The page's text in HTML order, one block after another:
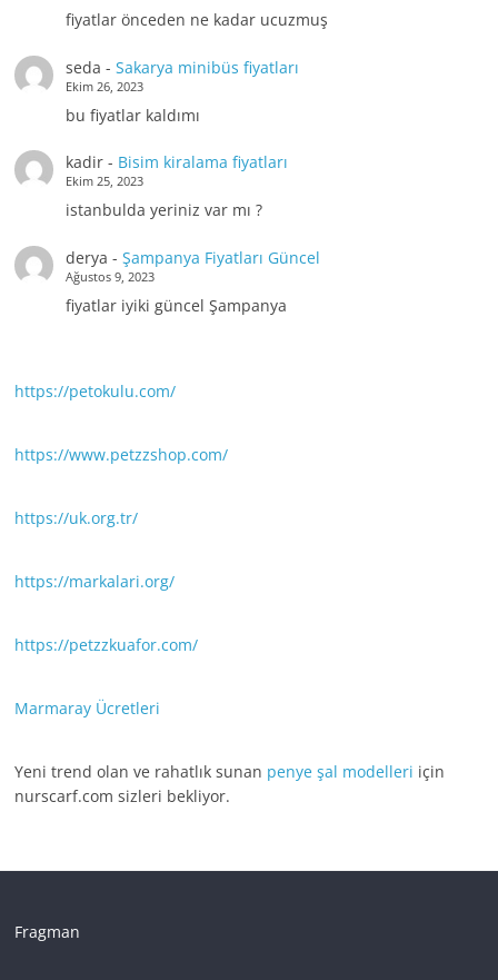
fiyatlar önceden ne kadar ucuzmuş
seda - Sakarya minibüs fiyatları
Ekim 26, 2023
bu fiyatlar kaldımı
kadir- Bisim kiralama fiyatları
Ekim 25, 2023
istanbulda yeriniz var mı ?
derya - Şampanya Fiyatları Güncel
Ağustos 9, 2023
fiyatlar iyiki güncel Şampanya
https://petokulu.com/
https://www.petzzshop.com/
https://uk.org.tr/
https://markalari.org/
https://petzzkuafor.com/
Marmaray Ücretleri
Yeni trend olan ve rahatlık sunan penye şal modelleri için
nurscarf.com sizleri bekliyor.
Fragman